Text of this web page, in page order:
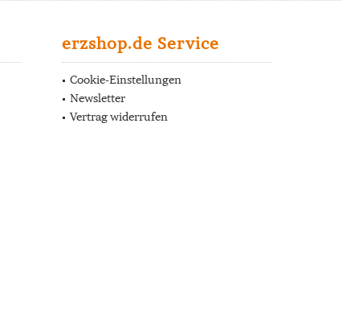
erzshop.de Service
Cookie-Einstellungen
Newsletter
Vertrag widerrufen